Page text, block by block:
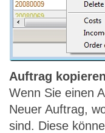
Auftrag kopieren
Wenn Sie einen
Neuer Auftrag,
sind. Diese